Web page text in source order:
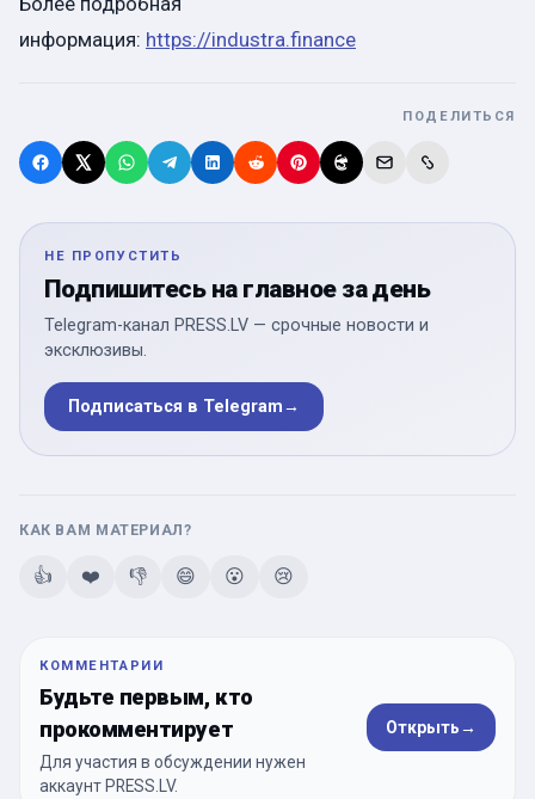
информация: https://industra.finance
ПОДЕЛИТЬСЯ
НЕ ПРОПУСТИТЬ
Подпишитесь на главное за день
Telegram-канал PRESS.LV — срочные новости и
эксклюзивы.
Подписаться в Telegram→
КАК ВАМ МАТЕРИАЛ?
👍 ❤️ 👎 😄 😮 😢
КОММЕНТАРИИ
Будьте первым, кто
прокомментирует
Для участия в обсуждении нужен
аккаунт PRESS.LV.
Открыть→